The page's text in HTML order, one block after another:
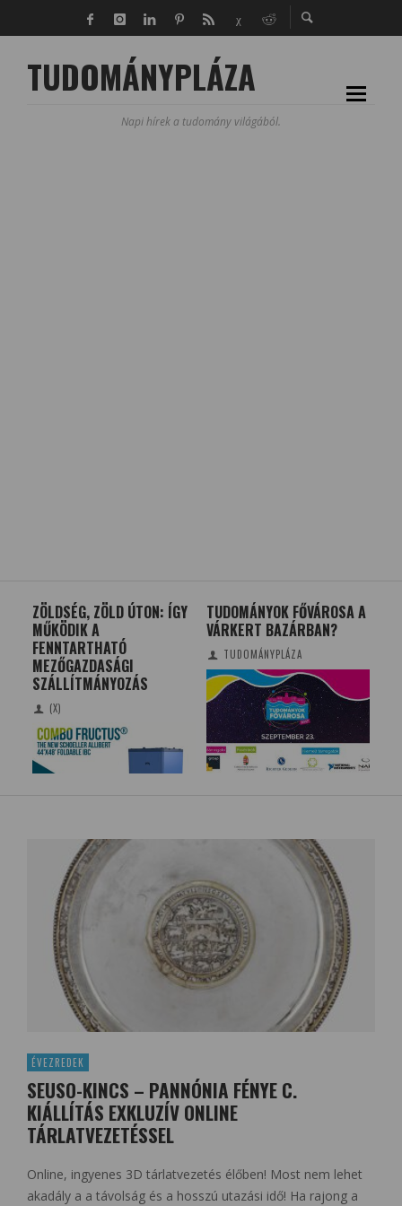
TUDOMÁNYPLÁZA
Napi hírek a tudomány világából.
ZÖLDSÉG, ZÖLD ÚTON: ÍGY
MŰKÖDIK A
FENNTARTHATÓ
MEZŐGAZDASÁGI
SZÁLLÍTMÁNYOZÁS
(X)
TUDOMÁNYOK FŐVÁROSA A
VÁRKERT BAZÁRBAN?
TUDOMÁNYPLÁZA
ÉVEZREDEK
SEUSO-KINCS – PANNÓNIA FÉNYE C.
KIÁLLÍTÁS EXKLUZÍV ONLINE
TÁRLATVEZETÉSSEL
Online, ingyenes 3D tárlatvezetés élőben! Most nem lehet
akadály a a távolság és a hosszú utazási idő! Ha rajong a